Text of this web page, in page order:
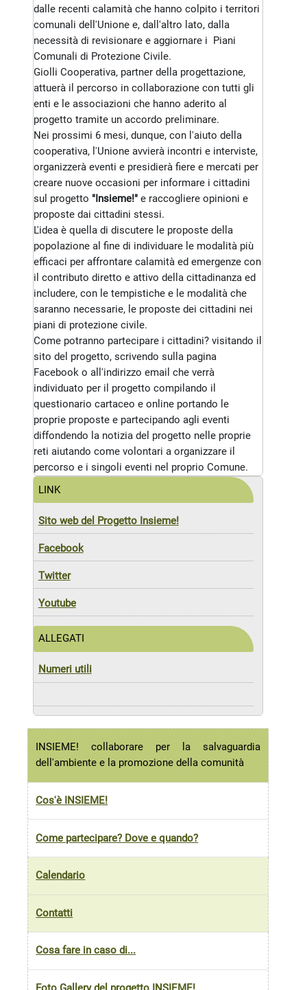
dalle recenti calamità che hanno colpito i territori
comunali dell'Unione e, dall'altro lato, dalla
necessità di revisionare e aggiornare i Piani
Comunali di Protezione Civile.
Giolli Cooperativa, partner della progettazione,
attuerà il percorso in collaborazione con tutti gli
enti e le associazioni che hanno aderito al
progetto tramite un accordo preliminare.
Nei prossimi 6 mesi, dunque, con l'aiuto della
cooperativa, l'Unione avvierà incontri e interviste,
organizzerà eventi e presidierà fiere e mercati per
creare nuove occasioni per informare i cittadini
sul progetto "Insieme!" e raccogliere opinioni e
proposte dai cittadini stessi.
L'idea è quella di discutere le proposte della
popolazione al fine di individuare le modalità più
efficaci per affrontare calamità ed emergenze con
il contributo diretto e attivo della cittadinanza ed
includere, con le tempistiche e le modalità che
saranno necessarie, le proposte dei cittadini nei
piani di protezione civile.
Come potranno partecipare i cittadini? visitando il
sito del progetto, scrivendo sulla pagina
Facebook o all'indirizzo email che verrà
individuato per il progetto compilando il
questionario cartaceo e online portando le
proprie proposte e partecipando agli eventi
diffondendo la notizia del progetto nelle proprie
reti aiutando come volontari a organizzare il
percorso e i singoli eventi nel proprio Comune.
LINK
Sito web del Progetto Insieme!
Facebook
Twitter
Youtube
ALLEGATI
Numeri utili
INSIEME! collaborare per la salvaguardia
dell'ambiente e la promozione della comunità
Cos'è INSIEME!
Come partecipare? Dove e quando?
Calendario
Contatti
Cosa fare in caso di...